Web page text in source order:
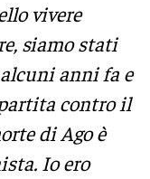
vivere
siamo stati
anni fa e
contro il
di Ago è
Io ero